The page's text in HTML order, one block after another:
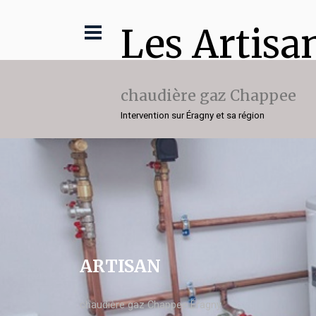
Les
chaudière gaz Chappee
Intervention sur Éragny et sa région
ARTISAN
chaudière gaz Chappee Éragny